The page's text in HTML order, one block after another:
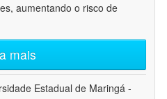
aumentando o risco de
mais
Estadual de Maringá -